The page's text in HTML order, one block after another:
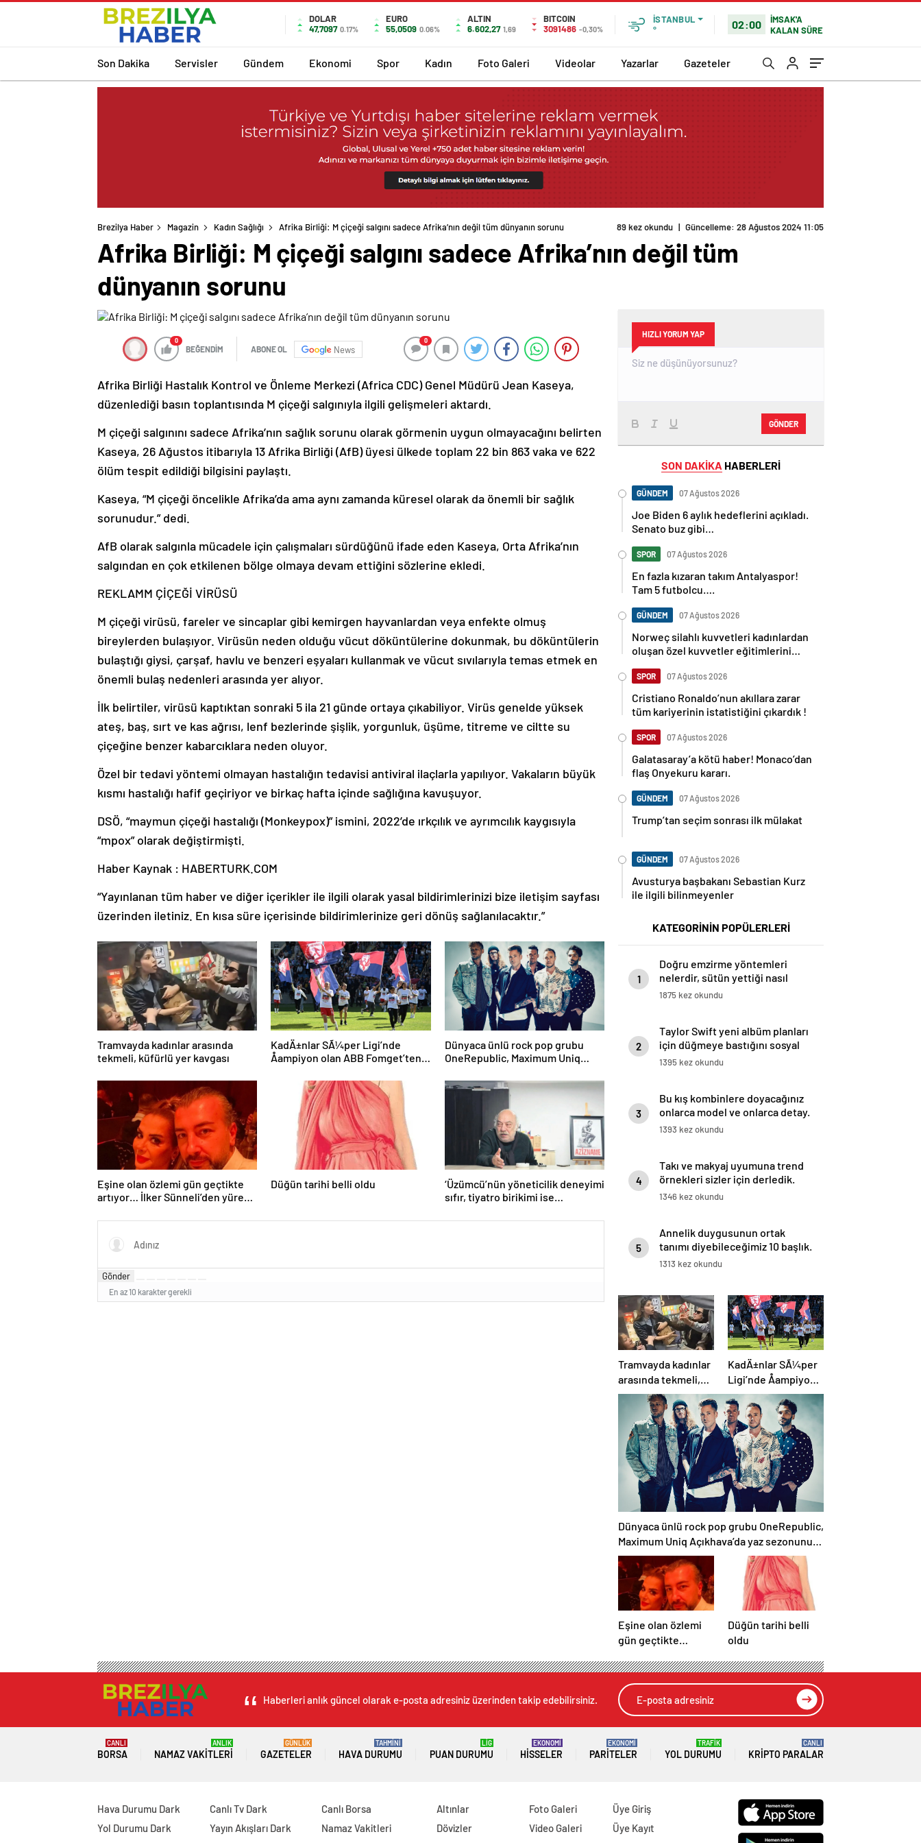
DOLAR
47,7097 0.17%
EURO
55,0509 0.06%
ALTIN
6.602,27 1,69
BITCOIN
3091486 -0,30%
İSTANBUL
°
02:00
İMSAK'A
KALAN SÜRE
Son Dakika Servisler Gündem Ekonomi Spor Kadın Foto Galeri Videolar Yazarlar Gazeteler
Brezilya Haber Magazin Kadın Sağlığı Afrika Birliği: M çiçeği salgını sadece Afrika’nın değil tüm dünyanın sorunu 89 kez okundu | Güncelleme: 28 Ağustos 2024 11:05
Afrika Birliği: M çiçeği salgını sadece Afrika’nın değil tüm
dünyanın sorunu
0
BEĞENDİM ABONE OL News
0
Afrika Birliği Hastalık Kontrol ve Önleme Merkezi (Africa CDC) Genel Müdürü Jean Kaseya,
düzenlediği basın toplantısında M çiçeği salgınıyla ilgili gelişmeleri aktardı.
M çiçeği salgınını sadece Afrika’nın sağlık sorunu olarak görmenin uygun olmayacağını belirten
Kaseya, 26 Ağustos itibarıyla 13 Afrika Birliği (AfB) üyesi ülkede toplam 22 bin 863 vaka ve 622
ölüm tespit edildiği bilgisini paylaştı.
Kaseya, “M çiçeği öncelikle Afrika’da ama aynı zamanda küresel olarak da önemli bir sağlık
sorunudur.” dedi.
AfB olarak salgınla mücadele için çalışmaları sürdüğünü ifade eden Kaseya, Orta Afrika’nın
salgından en çok etkilenen bölge olmaya devam ettiğini sözlerine ekledi.
REKLAMM ÇİÇEĞİ VİRÜSÜ
M çiçeği virüsü, fareler ve sincaplar gibi kemirgen hayvanlardan veya enfekte olmuş
bireylerden bulaşıyor. Virüsün neden olduğu vücut döküntülerine dokunmak, bu döküntülerin
bulaştığı giysi, çarşaf, havlu ve benzeri eşyaları kullanmak ve vücut sıvılarıyla temas etmek en
önemli bulaş nedenleri arasında yer alıyor.
İlk belirtiler, virüsü kaptıktan sonraki 5 ila 21 günde ortaya çıkabiliyor. Virüs genelde yüksek
ateş, baş, sırt ve kas ağrısı, lenf bezlerinde şişlik, yorgunluk, üşüme, titreme ve ciltte su
çiçeğine benzer kabarcıklara neden oluyor.
Özel bir tedavi yöntemi olmayan hastalığın tedavisi antiviral ilaçlarla yapılıyor. Vakaların büyük
kısmı hastalığı hafif geçiriyor ve birkaç hafta içinde sağlığına kavuşuyor.
DSÖ, “maymun çiçeği hastalığı (Monkeypox)” ismini, 2022’de ırkçılık ve ayrımcılık kaygısıyla
“mpox” olarak değiştirmişti.
Haber Kaynak : HABERTURK.COM
“Yayınlanan tüm haber ve diğer içerikler ile ilgili olarak yasal bildirimlerinizi bize iletişim sayfası
üzerinden iletiniz. En kısa süre içerisinde bildirimlerinize geri dönüş sağlanılacaktır.”
Tramvayda kadınlar arasında
tekmeli, küfürlü yer kavgası
KadÄ±nlar SÃ¼per Ligi’nde
Åampiyon olan ABB Fomget’ten
Dünyaca ünlü rock pop grubu
OneRepublic, Maximum Uniq
Eşine olan özlemi gün geçtikte
artıyor… İlker Sünneli’den yürek
buluşacağız…
Düğün tarihi belli oldu
‘Üzümcü’nün yöneticilik deneyimi
sıfır, tiyatro birikimi ise
Gönder
En az 10 karakter gerekli
HIZLI YORUM YAP
GÖNDER
SON DAKİKA HABERLERİ
GÜNDEM 07 Ağustos 2026
Joe Biden 6 aylık hedeflerini açıkladı.
Senato buz gibi…
SPOR 07 Ağustos 2026
En fazla kızaran takım Antalyaspor!
Tam 5 futbolcu….
GÜNDEM 07 Ağustos 2026
Norweç silahlı kuvvetleri kadınlardan
oluşan özel kuvvetler eğitimlerini
SPOR 07 Ağustos 2026
Cristiano Ronaldo’nun akıllara zarar
tüm kariyerinin istatistiğini çıkardık !
SPOR 07 Ağustos 2026
Galatasaray’a kötü haber! Monaco’dan
flaş Onyekuru kararı.
GÜNDEM 07 Ağustos 2026
Trump’tan seçim sonrası ilk mülakat
GÜNDEM 07 Ağustos 2026
Avusturya başbakanı Sebastian Kurz
ile ilgili bilinmeyenler
KATEGORİNİN POPÜLERLERİ
1
Doğru emzirme yöntemleri
nelerdir, sütün yettiği nasıl
anlaşılır?
1875 kez okundu
2
Taylor Swift yeni albüm planları
için düğmeye bastığını sosyal
medyadan duyurdu!
1395 kez okundu
3
Bu kış kombinlere doyacağınız
onlarca model ve onlarca detay.
1393 kez okundu
4
Takı ve makyaj uyumuna trend
örnekleri sizler için derledik.
1346 kez okundu
5
Annelik duygusunun ortak
tanımı diyebileceğimiz 10 başlık.
1313 kez okundu
Tramvayda kadınlar
arasında tekmeli,
küfürlü yer kavgası
KadÄ±nlar SÃ¼per
Ligi’nde Åampiyon
olan ABB
Fomget’ten
FenerbahÃ§e’ye
gÃ¶nderme
Dünyaca ünlü rock pop grubu OneRepublic,
Maximum Uniq Açıkhava’da yaz sezonunu
açacak
Eşine olan özlemi
gün geçtikte
Sünneli’den yürek
yakan Tanyeli
paylaşımı: Bir gün
buluşacağız…
Düğün tarihi belli
oldu
Haberleri anlık güncel olarak e-posta adresiniz üzerinden takip edebilirsiniz.
BORSA
CANLI
NAMAZ VAKITLERI
ANLIK
GAZETELER
GÜNLÜK
HAVA DURUMU
TAHMİNİ
PUAN DURUMU
LİG
HISSELER
EKONOMİ
PARITELER
EKONOMİ
YOL DURUMU
TRAFİK
KRIPTO PARALAR
CANLI
Hava Durumu Dark
Yol Durumu Dark
Canlı Tv Dark
Yayın Akışları Dark
Canlı Borsa
Namaz Vakitleri
Altınlar
Dövizler
Foto Galeri
Video Galeri
Üye Giriş
Üye Kayıt